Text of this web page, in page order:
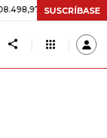
+$ 8.753,81 +2,19%
SUSCRÍBASE